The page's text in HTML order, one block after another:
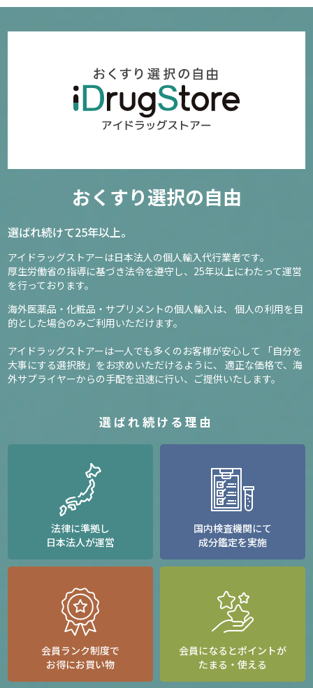
おくすり選択の自由
選ばれ続けて25年以上。
アイドラッグストアーは日本法人の個人輸入代行業者です。
厚生労働省の指導に基づき法令を遵守し、 25年以上にわたって運営
を行っております。
海外医薬品・化粧品・サプリメントの個人輸入は、
個人の利用を目
的とした場合のみご利用いただけます。
アイドラッグストアーは一人でも多くのお客様が安心して
「自分を
大事にする選択肢」をお求めいただけるように、
適正な価格で、海
外サプライヤーからの手配を迅速に行い、ご提供いたします。
選ばれ続ける理由
法律に準拠し
日本法人が運営
国内検査機関にて
成分鑑定を実施
会員ランク制度で
お得にお買い物
会員になるとポイントが
たまる・使える